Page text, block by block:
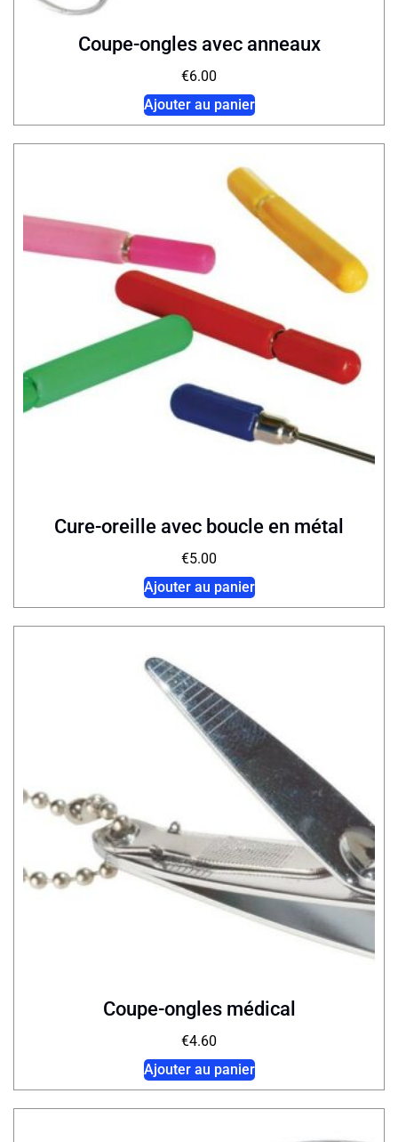
Coupe-ongles avec anneaux
€6.00
Ajouter au panier
Cure-oreille avec boucle en métal
€5.00
Ajouter au panier
Coupe-ongles médical
€4.60
Ajouter au panier